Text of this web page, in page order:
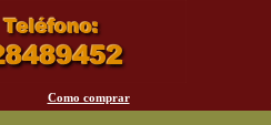
Como comprar